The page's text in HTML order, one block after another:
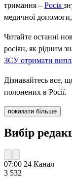
тримання – Росія
медичної
Читайте останні
росіян, як рідним
ЗСУ отримати
Дізнавайтесь все,
полонених в Росії.
показати більше
Вибір
07:00 24 Канал
3 532